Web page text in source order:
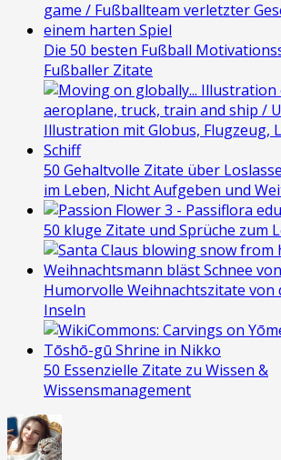
Die 50 besten Fußball
Fußballer Zitate
50 Gehaltvolle Zitate über
im Leben, Nicht Aufgeben und
50 kluge Zitate und Sprüche zum
Humorvolle Weihnachtszitate von
Inseln
50 Essenzielle Zitate zu Wissen &
Wissensmanagement